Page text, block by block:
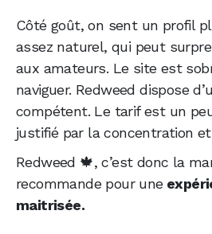
Côté goût, on sent un profil
assez naturel, qui peut
aux amateurs. Le site est
naviguer. Redweed dispose
compétent. Le tarif est un
justifié par la concentration
Redweed 🍁, c’est donc la
recommande pour une
maitrisée.